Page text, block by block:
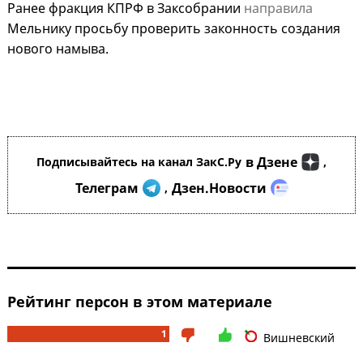
Ранее фракция КПРФ в Заксобрании направила
Мельнику просьбу проверить законность создания
нового намыва.
Подписывайтесь на канал ЗакС.Ру в Дзене ,
Телеграм , Дзен.Новости
Рейтинг персон в этом материале
1
Вишневский